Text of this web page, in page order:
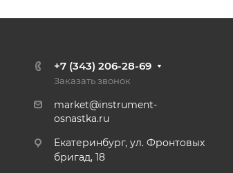
+7 (343) 206-28-69
Заказать звонок
market@instrument-
osnastka.ru
Екатеринбург, ул. Фронтовых
бригад, 18